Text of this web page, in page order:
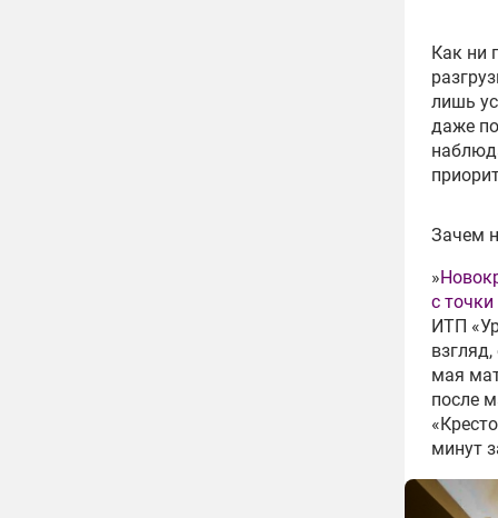
Как ни
лишь
даже
Зачем
»
с
ИТП
мая
после
минут